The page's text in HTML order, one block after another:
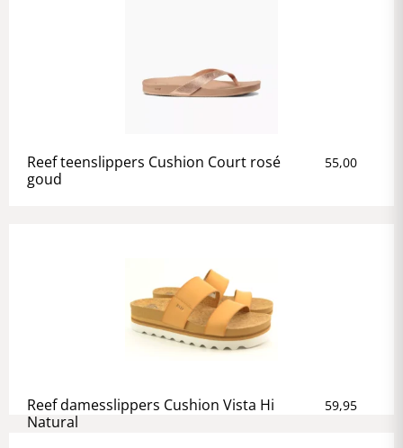
Reef teenslippers Cushion Court rosé
goud
55,00
Reef damesslippers Cushion Vista Hi
Natural
59,95